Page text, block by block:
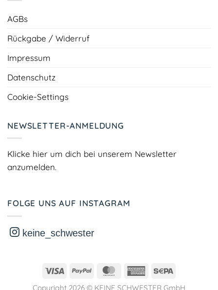
AGBs
Rückgabe / Widerruf
Impressum
Datenschutz
Cookie-Settings
NEWSLETTER-ANMELDUNG
Klicke hier um dich bei unserem Newsletter
anzumelden.
FOLGE UNS AUF INSTAGRAM
keine_schwester
Visa PayPal MasterCardAmerican
Copyright 2026 © KEINE SCHWESTER GmbH